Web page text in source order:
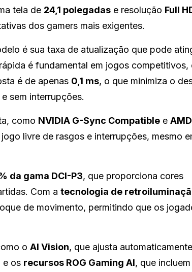
tela de 24,1 polegadas e resolução Full
dos gamers mais exigentes.
é sua taxa de atualização que pode
é fundamental em jogos competitivos,
é de apenas 0,1 ms, o que minimiza o
sem interrupções.
como NVIDIA G-Sync Compatible e AMD
livre de rasgos e interrupções, mesmo
da gama DCI-P3, que proporciona cores
Com a tecnologia de
de movimento, permitindo que os
o AI Vision, que ajusta
e os recursos ROG Gaming AI, que